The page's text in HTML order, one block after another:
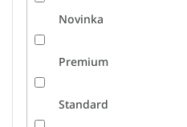
Novinka
Premium
Standard